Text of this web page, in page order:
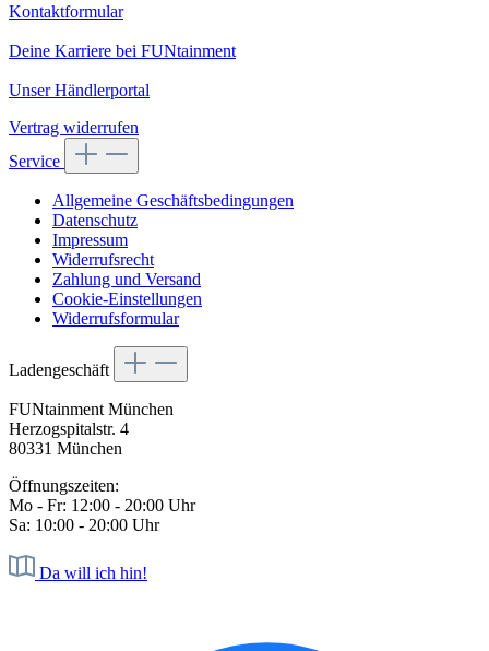
Kontaktformular
Deine Karriere bei FUNtainment
Unser Händlerportal
Vertrag widerrufen
Service
Allgemeine Geschäftsbedingungen
Datenschutz
Impressum
Widerrufsrecht
Zahlung und Versand
Cookie-Einstellungen
Widerrufsformular
Ladengeschäft
FUNtainment München
Herzogspitalstr. 4
80331 München
Öffnungszeiten:
Mo - Fr: 12:00 - 20:00 Uhr
Sa: 10:00 - 20:00 Uhr
Da will ich hin!